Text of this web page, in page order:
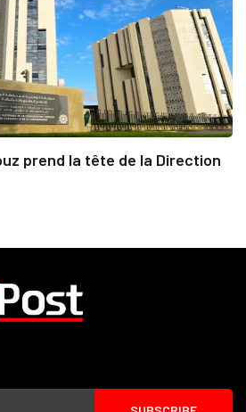
prend la tête de la Direction